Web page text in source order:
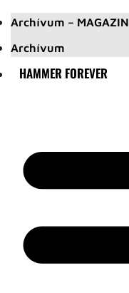
Archívum – MAGAZIN
Archívum
HAMMER FOREVER